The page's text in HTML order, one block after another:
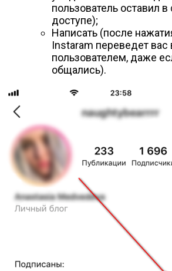
пользователь оставил
доступе);
Написать (после
Instaram переведет вас
пользователем, даже
общались).